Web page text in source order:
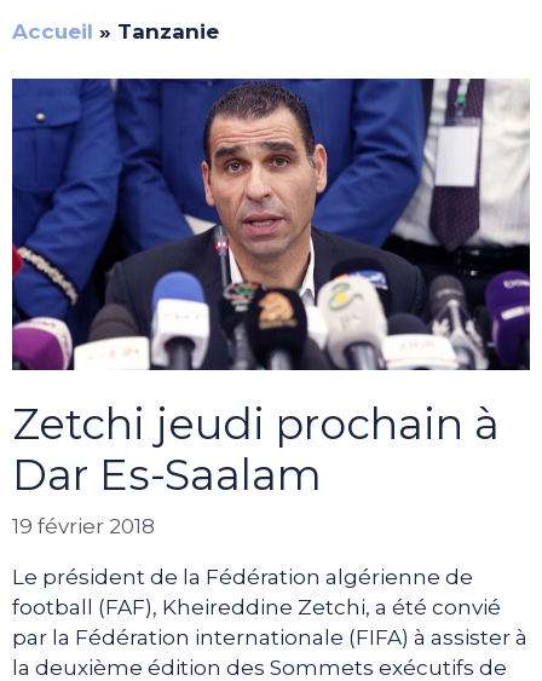
Accueil » Tanzanie
Zetchi jeudi prochain à
Dar Es-Saalam
19 février 2018
Le président de la Fédération algérienne de
football (FAF), Kheireddine Zetchi, a été convié
par la Fédération internationale (FIFA) à assister à
la deuxième édition des Sommets exécutifs de